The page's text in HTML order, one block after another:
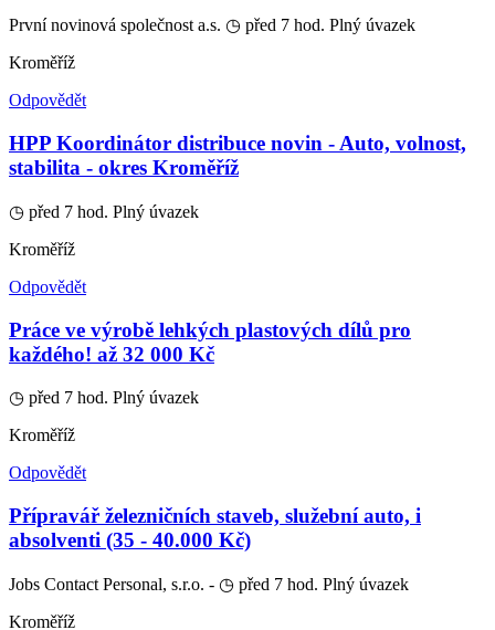
První novinová společnost a.s. ◷ před 7 hod. Plný úvazek
Kroměříž
Odpovědět
HPP Koordinátor distribuce novin - Auto, volnost,
stabilita - okres Kroměříž
◷ před 7 hod. Plný úvazek
Kroměříž
Odpovědět
Práce ve výrobě lehkých plastových dílů pro
každého! až 32 000 Kč
◷ před 7 hod. Plný úvazek
Kroměříž
Odpovědět
Přípravář železničních staveb, služební auto, i
absolventi (35 - 40.000 Kč)
Jobs Contact Personal, s.r.o. - ◷ před 7 hod. Plný úvazek
Kroměříž